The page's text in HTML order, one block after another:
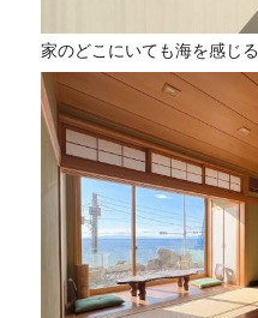
家のどこにいても海を感じる